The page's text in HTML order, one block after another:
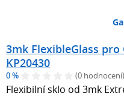
3mk FlexibleGlass pro
KP20430
0 % (0 hodnocení)
Flexibilní sklo od 3mk